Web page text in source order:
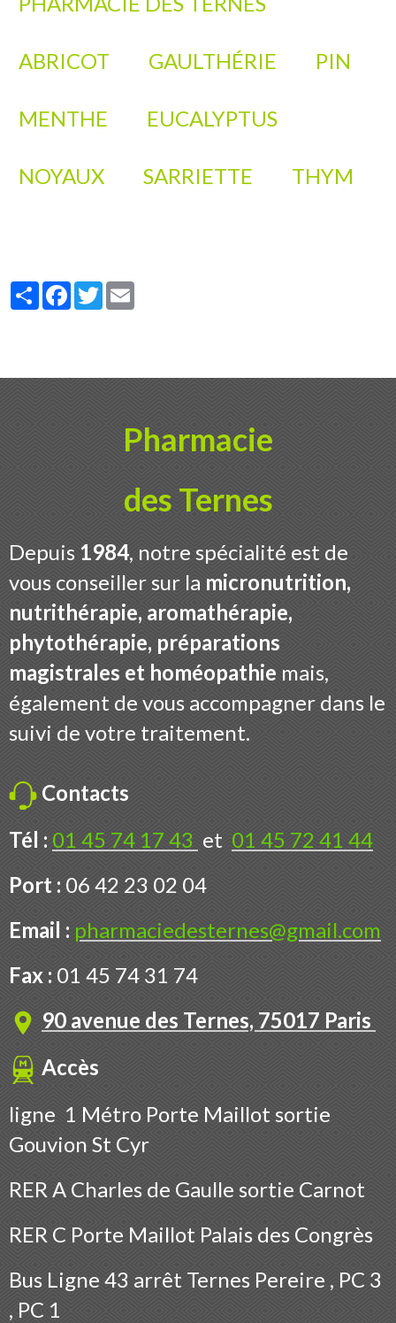
ABRICOT GAULTHÉRIE PIN
MENTHE EUCALYPTUS
NOYAUX SARRIETTE THYM
Partager
Facebook
Twitter
Pharmacie
des Ternes
Depuis 1984, notre spécialité est de
vous conseiller sur la micronutrition,
nutrithérapie, aromathérapie,
phytothérapie, préparations
magistrales et homéopathie mais,
également de vous accompagner dans le
suivi de votre traitement.
Contacts
Tél : 01 45 74 17 43 et 01 45 72 41 44
Port : 06 42 23 02 04
Email : pharmaciedesternes@gmail.com
Fax : 01 45 74 31 74
90 avenue des Ternes, 75017 Paris
Accès
ligne 1 Métro Porte Maillot sortie
Gouvion St Cyr
RER A Charles de Gaulle sortie Carnot
RER C Porte Maillot Palais des Congrès
Bus Ligne 43 arrêt Ternes Pereire , PC 3
, PC 1